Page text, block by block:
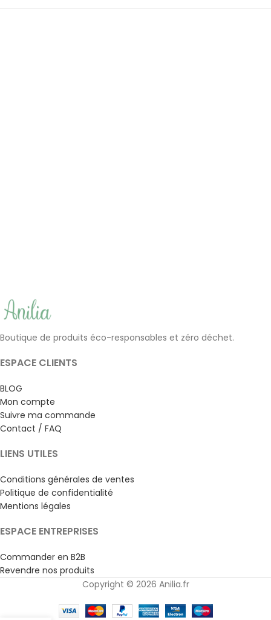
Boutique de produits éco-responsables et zéro déchet.
ESPACE CLIENTS
BLOG
Mon compte
Suivre ma commande
Contact / FAQ
LIENS UTILES
Conditions générales de ventes
Politique de confidentialité
Mentions légales
ESPACE ENTREPRISES
Commander en B2B
Revendre nos produits
Copyright © 2026 Anilia.fr